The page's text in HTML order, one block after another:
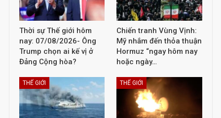
Thời sự Thế giới hôm
nay: 07/08/2026- Ông
Trump chọn ai kế vị ở
Đảng Cộng hòa?
Chiến tranh Vùng Vịnh:
Mỹ nhắm đến thỏa thuận
Hormuz “ngay hôm nay
hoặc ngày…
THẾ GIỚI THẾ GIỚI